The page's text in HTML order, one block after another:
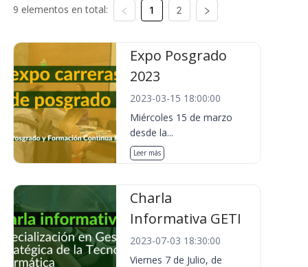
9 elementos en total: 1 2
Expo Posgrado
2023
2023-03-15 18:00:00
Miércoles 15 de marzo
desde la...
Leer más
Charla
Informativa GETI
2023-07-03 18:30:00
Viernes 7 de Julio, de